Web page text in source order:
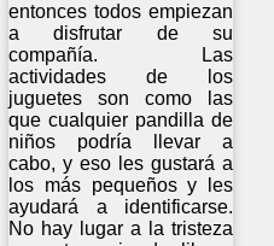
entonces todos empiezan
a disfrutar de su
compañía. Las
actividades de los
juguetes son como las
que cualquier pandilla de
niños podría llevar a
cabo, y eso les gustará a
los más pequeños y les
ayudará a identificarse.
No hay lugar a la tristeza